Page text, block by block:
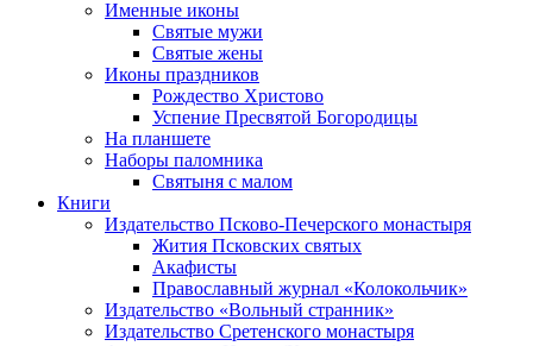
Именные иконы
Святые мужи
Святые жены
Иконы праздников
Рождество Христово
Успение Пресвятой Богородицы
На планшете
Наборы паломника
Святыня с малом
Книги
Издательство Псково-Печерского монастыря
Жития Псковских святых
Акафисты
Православный журнал «Колокольчик»
Издательство «Вольный странник»
Издательство Сретенского монастыря